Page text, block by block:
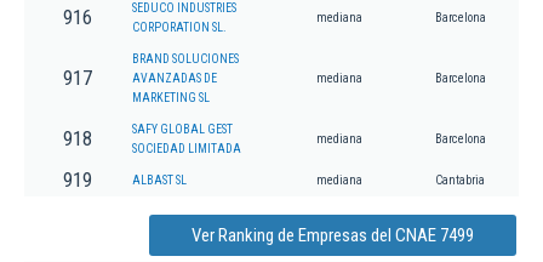
916
SEDUCO INDUSTRIES
CORPORATION SL.
mediana Barcelona
917
BRAND SOLUCIONES
AVANZADAS DE
MARKETING SL
mediana Barcelona
918
SAFY GLOBAL GEST
SOCIEDAD LIMITADA
mediana Barcelona
919 ALBAST SL mediana Cantabria
Ver Ranking de Empresas del CNAE 7499